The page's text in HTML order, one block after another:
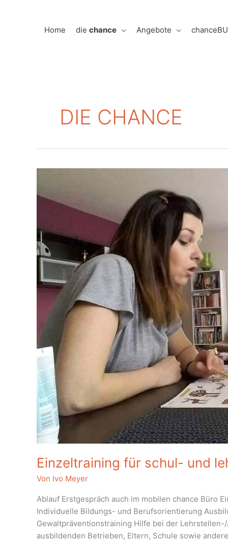
Home die chance Angebote
DIE CHANCE
Einzeltraining für schul- und
Von Ivo Meyer
Ablauf Erstgespräch auch im mobilen chance Büro
Individuelle Bildungs- und Berufsorientierung
Gewaltpräventionstraining Hilfe bei der
ausbildenden Betrieben, Eltern, Schule sowie